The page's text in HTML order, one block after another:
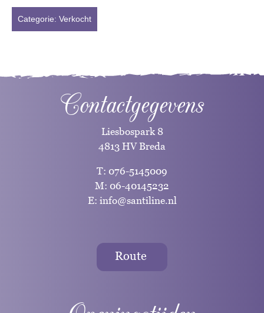
Categorie: Verkocht
Contactgegevens
Liesbospark 8
4813 HV Breda
T: 076-5145009
M: 06-40145232
E: info@santiline.nl
Route